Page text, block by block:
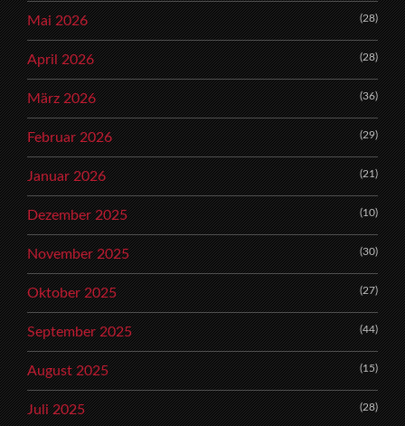
Mai 2026 (28)
April 2026 (28)
März 2026 (36)
Februar 2026 (29)
Januar 2026 (21)
Dezember 2025 (10)
November 2025 (30)
Oktober 2025 (27)
September 2025 (44)
August 2025 (15)
Juli 2025 (28)